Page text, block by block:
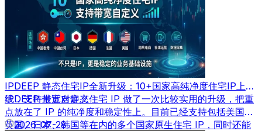
IPDEEP 静态住宅IP全新升级：10+国家高纯净度住宅IP上
线，支持带宽自定义
IPDEEP 最近对静态住宅 IP 做了一次比较实用的升级，把重
点放在了 IP 的纯净度和稳定性上。目前已经支持包括美国、
英国、日本、韩国等在内的多个国家原生住宅 IP，同时还能
2026-07-28